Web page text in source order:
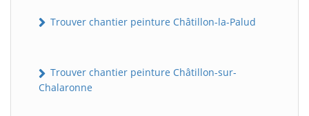
Trouver chantier peinture Châtillon-la-Palud
Trouver chantier peinture Châtillon-sur-
Chalaronne